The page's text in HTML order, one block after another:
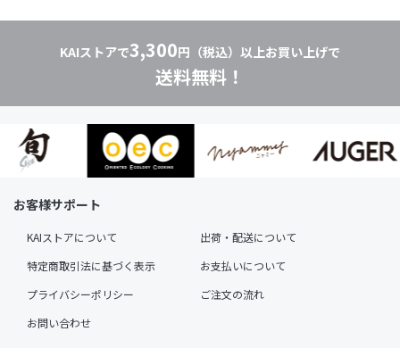
KAIストアで3,300円（税込）以上お買い上げで
送料無料！
お客様サポート
KAIストアについて
出荷・配送について
特定商取引法に基づく表示
お支払いについて
プライバシーポリシー
ご注文の流れ
お問い合わせ